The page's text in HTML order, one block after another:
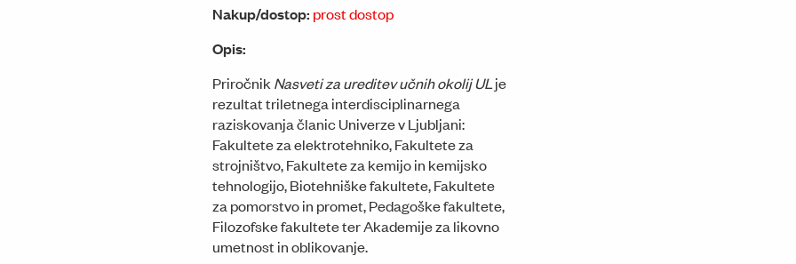
Nakup/dostop: prost dostop
Opis:
Priročnik Nasveti za ureditev učnih okolij ULje
rezultat triletnega interdisciplinarnega
raziskovanja članic Univerze v Ljubljani:
Fakultete za elektrotehniko, Fakultete za
strojništvo, Fakultete za kemijo in kemijsko
tehnologijo, Biotehniške fakultete, Fakultete
za pomorstvo in promet, Pedagoške fakultete,
Filozofske fakultete ter Akademije za likovno
umetnost in oblikovanje.